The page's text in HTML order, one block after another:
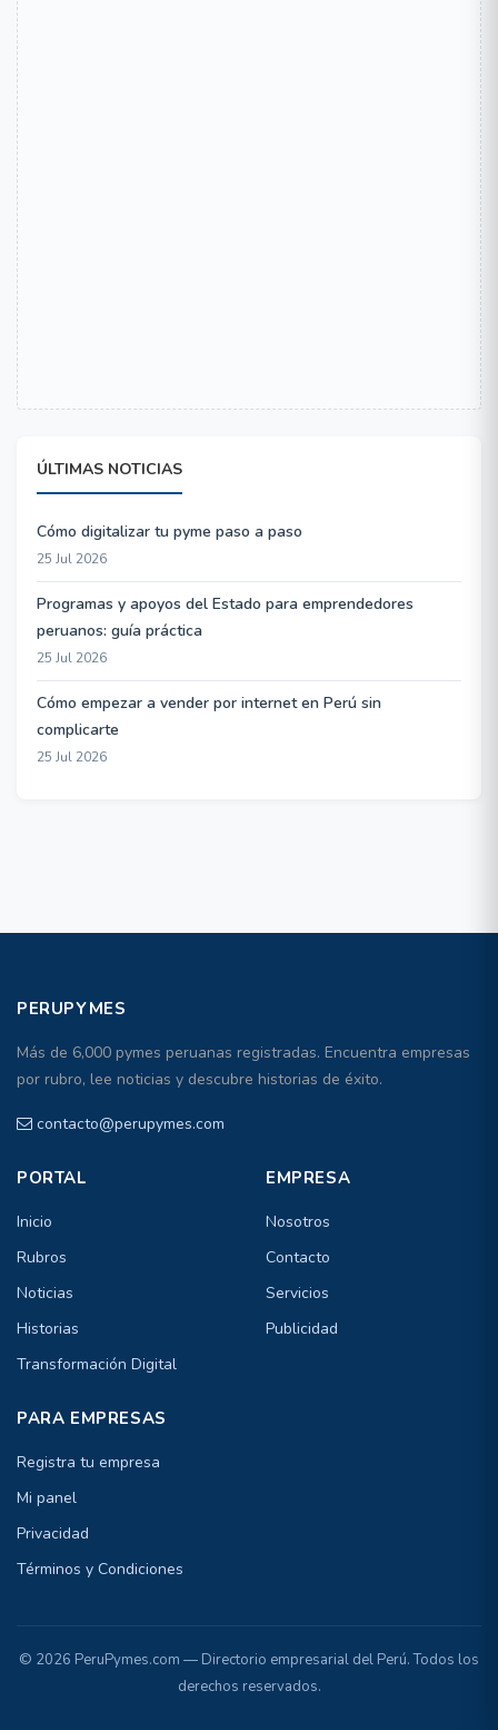
ÚLTIMAS NOTICIAS
Cómo digitalizar tu pyme paso a paso
25 Jul 2026
Programas y apoyos del Estado para emprendedores
peruanos: guía práctica
25 Jul 2026
Cómo empezar a vender por internet en Perú sin
complicarte
25 Jul 2026
PERUPYMES
Más de 6,000 pymes peruanas registradas. Encuentra empresas
por rubro, lee noticias y descubre historias de éxito.
contacto@perupymes.com
PORTAL
Inicio
Rubros
Noticias
Historias
Transformación Digital
EMPRESA
Nosotros
Contacto
Servicios
Publicidad
PARA EMPRESAS
Registra tu empresa
Mi panel
Privacidad
Términos y Condiciones
© 2026 PeruPymes.com — Directorio empresarial del Perú. Todos los
derechos reservados.